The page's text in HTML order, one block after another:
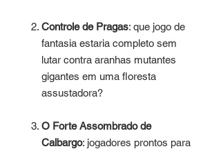
Controle de Pragas: que jogo de
fantasia estaria completo sem
lutar contra aranhas mutantes
gigantes em uma floresta
assustadora?
O Forte Assombrado de
Calbargo: jogadores prontos para